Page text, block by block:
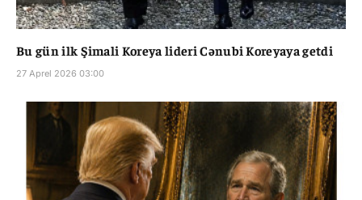
Bu gün ilk Şimali Koreya lideri Cənubi Koreyaya getdi
27 Aprel 2026 03:00